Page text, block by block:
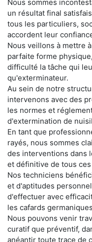
Nous sommes
un résultat final
tous les particuliers,
accordent leur
Nous veillons à mettre
parfaite forme
difficulté la tâche qui
qu'exterminateur.
Au sein de notre
intervenons avec des
les normes et
d'extermination de
En tant que
rayés, nous sommes
des interventions dans
et définitive de tous
Nos techniciens
et d'aptitudes
d'effectuer avec
les cafards
Nous pouvons venir
curatif que préventif,
anéantir toute trace de